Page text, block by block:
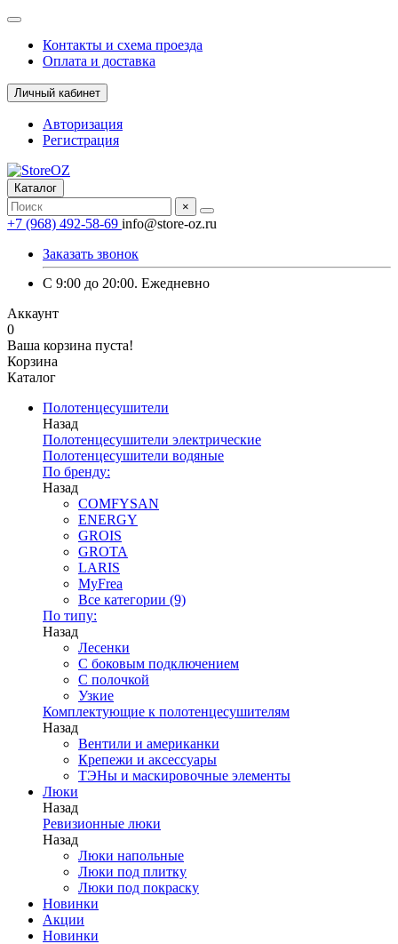
Контакты и схема проезда
Оплата и доставка
Личный кабинет
Авторизация
Регистрация
Каталог
×
+7 (968) 492-58-69 info@store-oz.ru
Заказать звонок
C 9:00 до 20:00. Ежедневно
Аккаунт
0
Ваша корзина пуста!
Корзина
Каталог
Полотенцесушители
Назад
Полотенцесушители электрические
Полотенцесушители водяные
По бренду:
Назад
COMFYSAN
ENERGY
GROIS
GROTA
LARIS
MyFrea
Все категории (9)
По типу:
Назад
Лесенки
С боковым подключением
С полочкой
Узкие
Комплектующие к полотенцесушителям
Назад
Вентили и американки
Крепежи и аксессуары
ТЭНы и маскировочные элементы
Люки
Назад
Ревизионные люки
Назад
Люки напольные
Люки под плитку
Люки под покраску
Новинки
Акции
Новинки